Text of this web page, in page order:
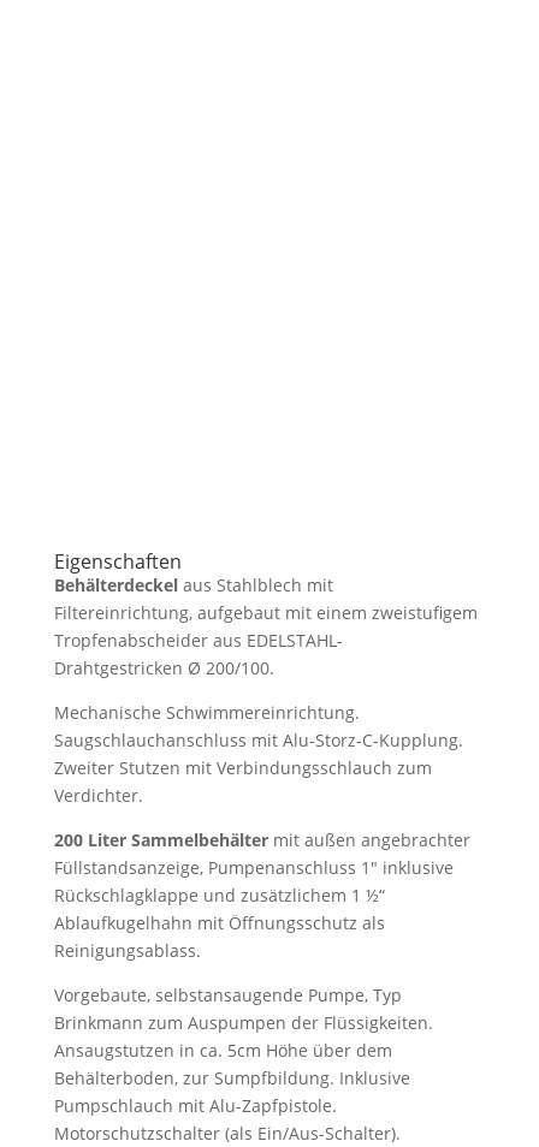
Eigenschaften
Behälterdeckelaus Stahlblech mit
Filtereinrichtung, aufgebaut miteinem zweistufigem
Tropfenabscheider aus EDELSTAHL-
Drahtgestricken Ø 200/100.
Mechanische Schwimmereinrichtung.
Saugschlauchanschluss mit Alu-Storz-C-Kupplung.
Zweiter Stutzen mit Verbindungsschlauch zum
Verdichter.
200 Liter Sammelbehälter mit außen angebrachter
Füllstandsanzeige, Pumpenanschluss 1″ inklusive
Rückschlagklappe und zusätzlichem 1 ½“
Ablaufkugelhahn mit Öffnungsschutz als
Reinigungsablass.
Vorgebaute, selbstansaugende Pumpe, Typ
Brinkmann zum Auspumpen der Flüssigkeiten.
Ansaugstutzen in ca. 5cm Höhe über dem
Behälterboden, zur Sumpfbildung. Inklusive
Pumpschlauch mit Alu-Zapfpistole.
Motorschutzschalter (als Ein/Aus-Schalter).